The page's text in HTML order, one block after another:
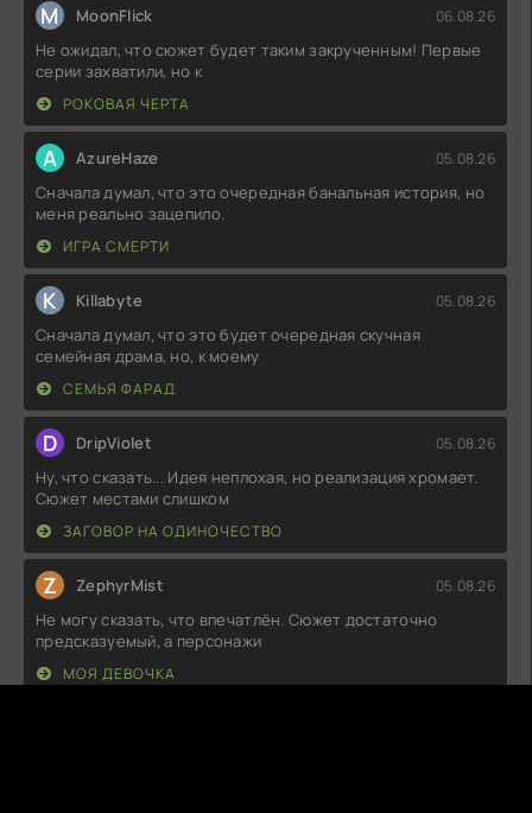
M MoonFlick 06.08.26
Не ожидал, что сюжет будет таким закрученным! Первые
серии захватили, но к
РОКОВАЯ ЧЕРТА
A AzureHaze 05.08.26
Сначала думал, что это очередная банальная история, но
меня реально зацепило.
ИГРА СМЕРТИ
K Killabyte 05.08.26
Сначала думал, что это будет очередная скучная
семейная драма, но, к моему
СЕМЬЯ ФАРАД
D DripViolet 05.08.26
Ну, что сказать... Идея неплохая, но реализация хромает.
Сюжет местами слишком
ЗАГОВОР НА ОДИНОЧЕСТВО
Z ZephyrMist 05.08.26
Не могу сказать, что впечатлён. Сюжет достаточно
предсказуемый, а персонажи
МОЯ ДЕВОЧКА